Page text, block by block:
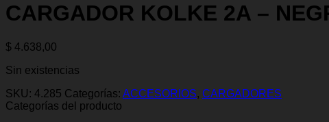
CARGADOR KOLKE 2A –
$ 4.638,00
Sin existencias
SKU: 4.285 Categorías: ACCESORIOS, CARGADORES
Categorías del producto